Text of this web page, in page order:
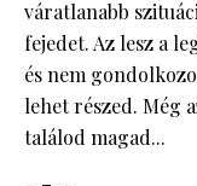
váratlanabb
fejedet. Az lesz a
és nem
lehet részed. Még
találod magad...